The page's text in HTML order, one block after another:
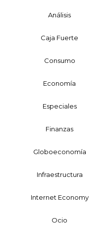
Análisis
Caja Fuerte
Consumo
Economía
Especiales
Finanzas
Globoeconomía
Infraestructura
Internet Economy
Ocio